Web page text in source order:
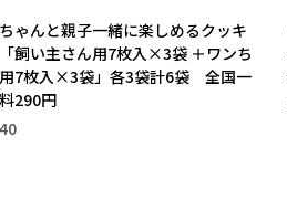
ゃんと親子一緒に楽しめるクッキ
飼い主さん用7枚入×3袋 ＋ワンち
7枚入×3袋」各3袋計6袋 全国一
290円